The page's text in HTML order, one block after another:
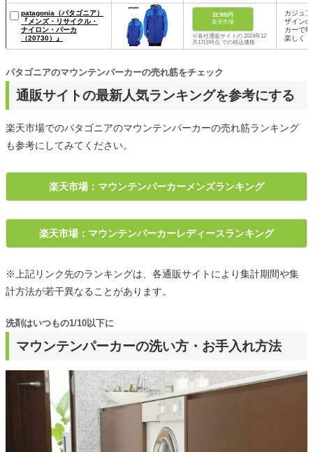
patagonia（パタゴニア）
『メンズ・リサイクル・
ナイロン・パーカ
（20730）』
22,905円
楽天市場
※各社通販サイトの 2024年12
月17日時点 での税込価格
カジュ
ザイン
カーで
楽しく
通販サイトの最新人気ランキングを参考にする
パタゴニアのマウンテンパーカーの売れ筋をチェック
楽天市場でのパタゴニアのマウンテンパーカーの売れ筋ランキング
も参考にしてみてください。
楽天市場：マウンテンパーカーメンズランキング
楽天市場：マウンテンパーカーレディースランキング
※上記リンク先のランキングは、各通販サイトにより集計期間や集
計方法が若干異なることがあります。
マウンテンパーカーの洗い方・お手入れ方法
洗剤はいつもの1/10以下に